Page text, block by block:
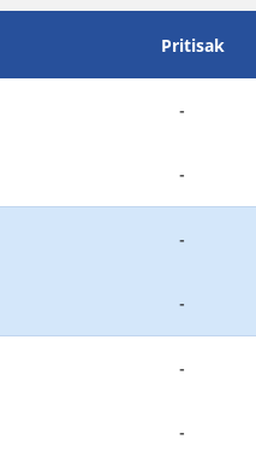
Pritisak
-
-
-
-
-
-